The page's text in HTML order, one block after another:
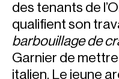
des tenants de
qualifient son
barbouillage de
Garnier de
italien. Le jeune